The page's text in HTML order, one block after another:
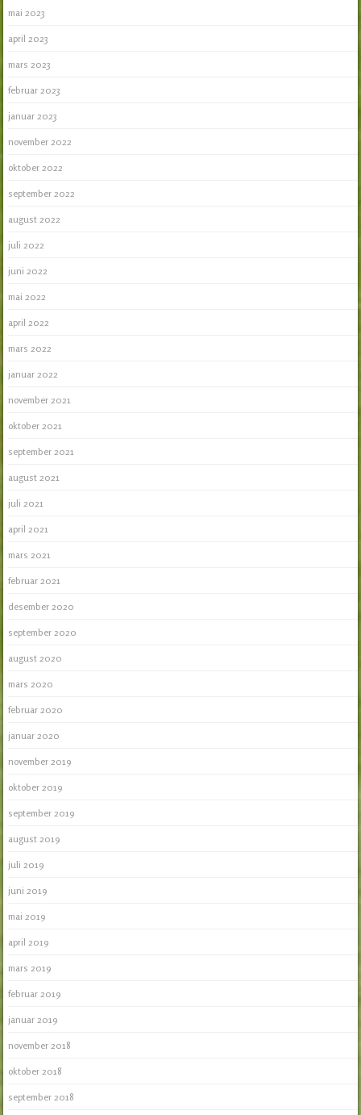
mai 2023
april 2023
mars 2023
februar 2023
januar 2023
november 2022
oktober 2022
september 2022
august 2022
juli 2022
juni 2022
mai 2022
april 2022
mars 2022
januar 2022
november 2021
oktober 2021
september 2021
august 2021
juli 2021
april 2021
mars 2021
februar 2021
desember 2020
september 2020
august 2020
mars 2020
februar 2020
januar 2020
november 2019
oktober 2019
september 2019
august 2019
juli 2019
juni 2019
mai 2019
april 2019
mars 2019
februar 2019
januar 2019
november 2018
oktober 2018
september 2018